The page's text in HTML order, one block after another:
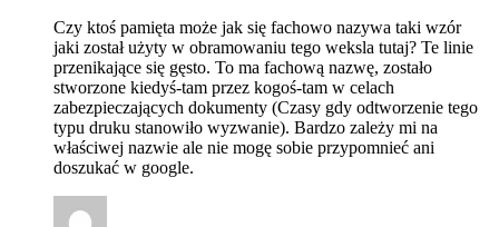
Czy ktoś pamięta może jak się fachowo nazywa taki wzór
jaki został użyty w obramowaniu tego weksla tutaj? Te linie
przenikające się gęsto. To ma fachową nazwę, zostało
stworzone kiedyś-tam przez kogoś-tam w celach
zabezpieczających dokumenty (Czasy gdy odtworzenie tego
typu druku stanowiło wyzwanie). Bardzo zależy mi na
właściwej nazwie ale nie mogę sobie przypomnieć ani
doszukać w google.